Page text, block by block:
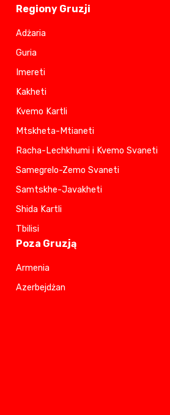
Regiony Gruzji
Adżaria
Guria
Imereti
Kakheti
Kvemo Kartli
Mtskheta-Mtianeti
Racha-Lechkhumi i Kvemo Svaneti
Samegrelo-Zemo Svaneti
Samtskhe-Javakheti
Shida Kartli
Tbilisi
Poza Gruzją
Armenia
Azerbejdżan